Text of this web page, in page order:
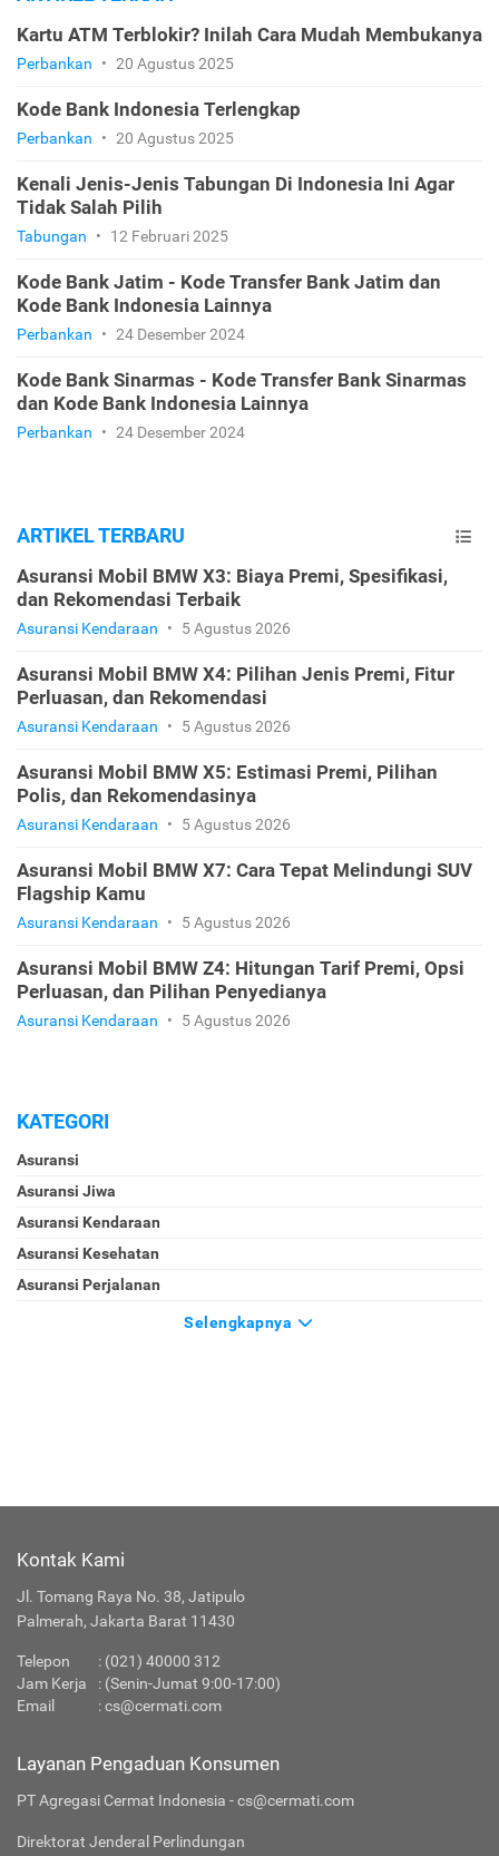
Kartu ATM Terblokir? Inilah Cara Mudah Membukanya
Perbankan • 20 Agustus 2025
Kode Bank Indonesia Terlengkap
Perbankan • 20 Agustus 2025
Kenali Jenis-Jenis Tabungan Di Indonesia Ini Agar
Tidak Salah Pilih
Tabungan • 12 Februari 2025
Kode Bank Jatim - Kode Transfer Bank Jatim dan
Kode Bank Indonesia Lainnya
Perbankan • 24 Desember 2024
Kode Bank Sinarmas - Kode Transfer Bank Sinarmas
dan Kode Bank Indonesia Lainnya
Perbankan • 24 Desember 2024
ARTIKEL TERBARU
Asuransi Mobil BMW X3: Biaya Premi, Spesifikasi,
dan Rekomendasi Terbaik
Asuransi Kendaraan • 5 Agustus 2026
Asuransi Mobil BMW X4: Pilihan Jenis Premi, Fitur
Perluasan, dan Rekomendasi
Asuransi Kendaraan • 5 Agustus 2026
Asuransi Mobil BMW X5: Estimasi Premi, Pilihan
Polis, dan Rekomendasinya
Asuransi Kendaraan • 5 Agustus 2026
Asuransi Mobil BMW X7: Cara Tepat Melindungi SUV
Flagship Kamu
Asuransi Kendaraan • 5 Agustus 2026
Asuransi Mobil BMW Z4: Hitungan Tarif Premi, Opsi
Perluasan, dan Pilihan Penyedianya
Asuransi Kendaraan • 5 Agustus 2026
KATEGORI
Asuransi
Asuransi Jiwa
Asuransi Kendaraan
Asuransi Kesehatan
Asuransi Perjalanan
Selengkapnya
Kontak Kami
Jl. Tomang Raya No. 38, Jatipulo
Palmerah, Jakarta Barat 11430
Telepon : (021) 40000 312
Jam Kerja
: (Senin-Jumat 9:00-17:00)
Email
:cs@cermati.com
Layanan Pengaduan Konsumen
PT Agregasi Cermat Indonesia - cs@cermati.com
Direktorat Jenderal Perlindungan